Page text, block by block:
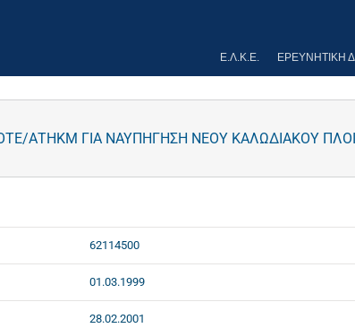
Ε.Λ.Κ.Ε. ΕΡΕΥΝΗΤΙΚΉ
ΑΤΗΚΜ ΓΙΑ ΝΑΥΠΗΓΗΣΗ ΝΕΟΥ ΚΑΛΩΔΙΑΚΟΥ
62114500
01.03.1999
28.02.2001